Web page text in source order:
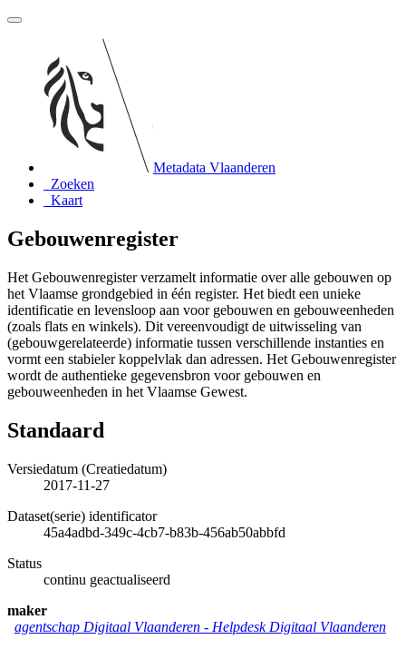
Metadata Vlaanderen
Zoeken
Kaart
Gebouwenregister
Het Gebouwenregister verzamelt informatie over alle gebouwen op
het Vlaamse grondgebied in één register. Het biedt een unieke
identificatie en levensloop aan voor gebouwen en gebouweenheden
(zoals flats en winkels). Dit vereenvoudigt de uitwisseling van
(gebouwgerelateerde) informatie tussen verschillende instanties en
vormt een stabieler koppelvlak dan adressen. Het Gebouwenregister
wordt de authentieke gegevensbron voor gebouwen en
gebouweenheden in het Vlaamse Gewest.
Standaard
Versiedatum (Creatiedatum)
2017-11-27
Dataset(serie) identificator
45a4adbd-349c-4cb7-b83b-456ab50abbfd
Status
continu geactualiseerd
maker
agentschap Digitaal Vlaanderen - Helpdesk Digitaal Vlaanderen